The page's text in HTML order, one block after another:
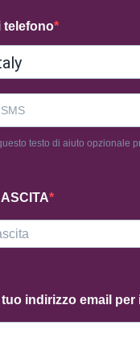
telefono
testo di aiuto opzionale
tuo indirizzo email
by Arienzo
€
Box
53,30